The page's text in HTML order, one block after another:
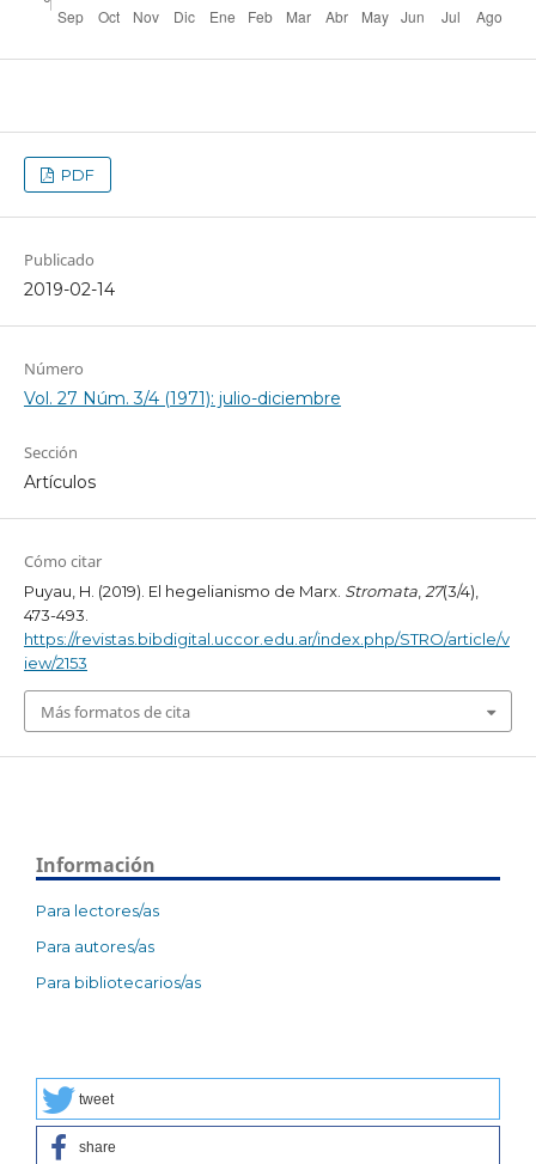
PDF
Publicado
2019-02-14
Número
Vol. 27 Núm. 3/4 (1971): julio-diciembre
Sección
Artículos
Cómo citar
Puyau, H. (2019). El hegelianismo de Marx. Stromata,27(3/4),
473-493.
https://revistas.bibdigital.uccor.edu.ar/index.php/STRO/article/v
iew/2153
Más formatos de cita
Información
Para lectores/as
Para autores/as
Para bibliotecarios/as
tweet
share